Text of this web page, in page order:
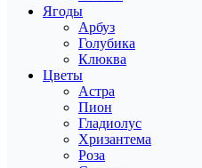
Ягоды
Арбуз
Голубика
Клюква
Цветы
Астра
Пион
Гладиолус
Хризантема
Роза